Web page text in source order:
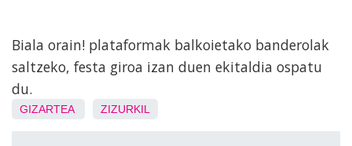
Biala orain! plataformak balkoietako banderolak
saltzeko, festa giroa izan duen ekitaldia ospatu
du.
GIZARTEA ZIZURKIL